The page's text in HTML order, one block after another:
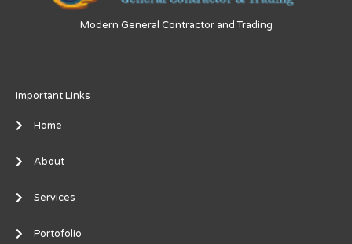
Modern General Contractor and Trading
Important Links
Home
About
Services
Portofolio